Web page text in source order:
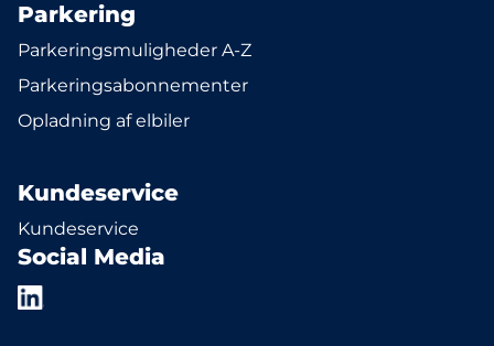
Parkering
Parkeringsmuligheder A-Z
Parkeringsabonnementer
Opladning af elbiler
Kundeservice
Kundeservice
Social Media